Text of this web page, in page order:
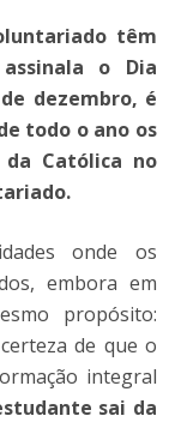
têm
o Dia
dezembro, é
todo o ano os
da Católica no
onde os
embora em
propósito:
de que o
integral
sai da